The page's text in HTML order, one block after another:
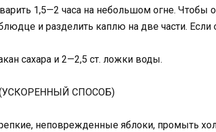
1,5—2 часа на небольшом огне. Чтобы
и разделить каплю на две части.
сахара и 2—2,5 ст. ложки воды.
СПОСОБ)
неповрежденные яблоки, промыть